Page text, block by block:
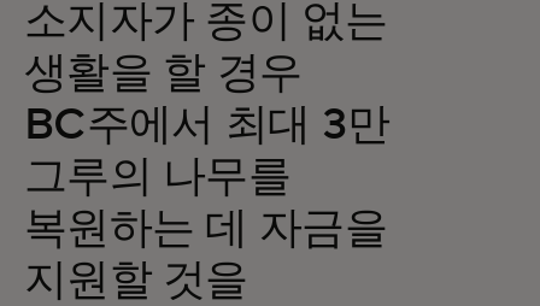
소지자가 종이 없는
생활을 할 경우
BC주에서 최대 3만
그루의 나무를
복원하는 데 자금을
지원할 것을